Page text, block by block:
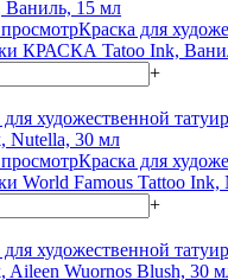
Краска для
КРАСКА Tatoo Ink,
+
Краска для
World Famous Tattoo
+